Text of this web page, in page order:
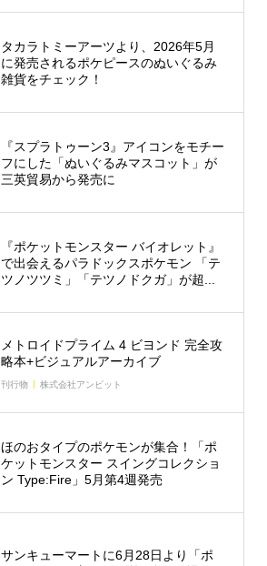
タカラトミーアーツより、2026年5月
に発売されるポケピースのぬいぐるみ
雑貨をチェック！
『スプラトゥーン3』アイコンをモチー
フにした「ぬいぐるみマスコット」が
三英貿易から発売に
『ポケットモンスター バイオレット』
で出会えるパラドックスポケモン 「テ
ツノツツミ」「テツノドクガ」が超...
メトロイドプライム 4 ビヨンド 完全攻
略本+ビジュアルアーカイブ
刊行物 株式会社アンビット
ほのおタイプのポケモンが集合！「ポ
ケットモンスター スイングコレクショ
ン Type:Fire」5月第4週発売
サンキューマートに6月28日より「ポ